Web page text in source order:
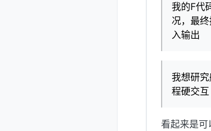
我的F代
况，最
入输出
我想研
程硬交
看起来是